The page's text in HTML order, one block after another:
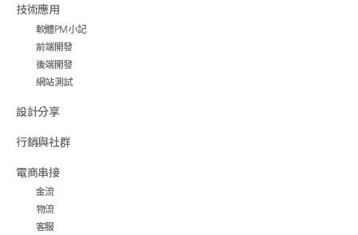
技術應用
軟體PM小記
前端開發
後端開發
網站測試
設計分享
行銷與社群
電商串接
金流
物流
客服